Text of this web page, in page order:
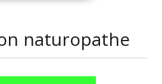
naturopathe